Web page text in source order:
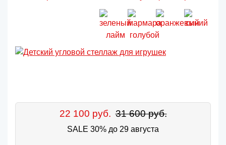
22 100 руб. 31 600 руб.
SALE 30% до 29 августа